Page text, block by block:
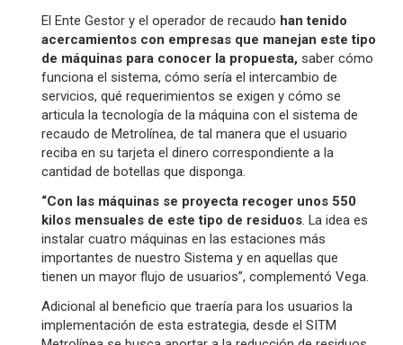
El Ente Gestor y el operador de recaudo han tenido
acercamientos con empresas que manejan este tipo
de máquinas para conocer la propuesta, saber cómo
funciona el sistema, cómo sería el intercambio de
servicios, qué requerimientos se exigen y cómo se
articula la tecnología de la máquina con el sistema de
recaudo de Metrolínea, de tal manera que el usuario
reciba en su tarjeta el dinero correspondiente a la
cantidad de botellas que disponga.
“Con las máquinas se proyecta recoger unos 550
kilos mensuales de este tipo de residuos. La idea es
instalar cuatro máquinas en las estaciones más
importantes de nuestro Sistema y en aquellas que
tienen un mayor flujo de usuarios”, complementó Vega.
Adicional al beneficio que traería para los usuarios la
implementación de esta estrategia, desde el SITM